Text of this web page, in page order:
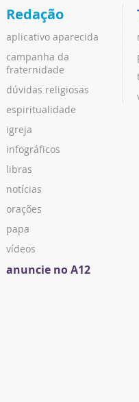
Redação
aplicativo aparecida
campanha da
fraternidade
dúvidas religiosas
espiritualidade
igreja
infográficos
libras
notícias
orações
papa
vídeos
anuncie no A12